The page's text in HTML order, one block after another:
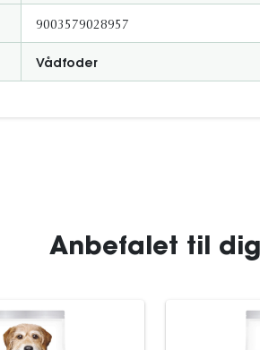
9003579028957
Vådfoder
Anbefalet til dig